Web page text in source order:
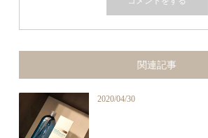
関連記事
2020/04/30